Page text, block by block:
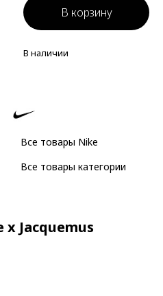
В корзину
В наличии
Все товары Nike
Все товары категории
x Jacquemus